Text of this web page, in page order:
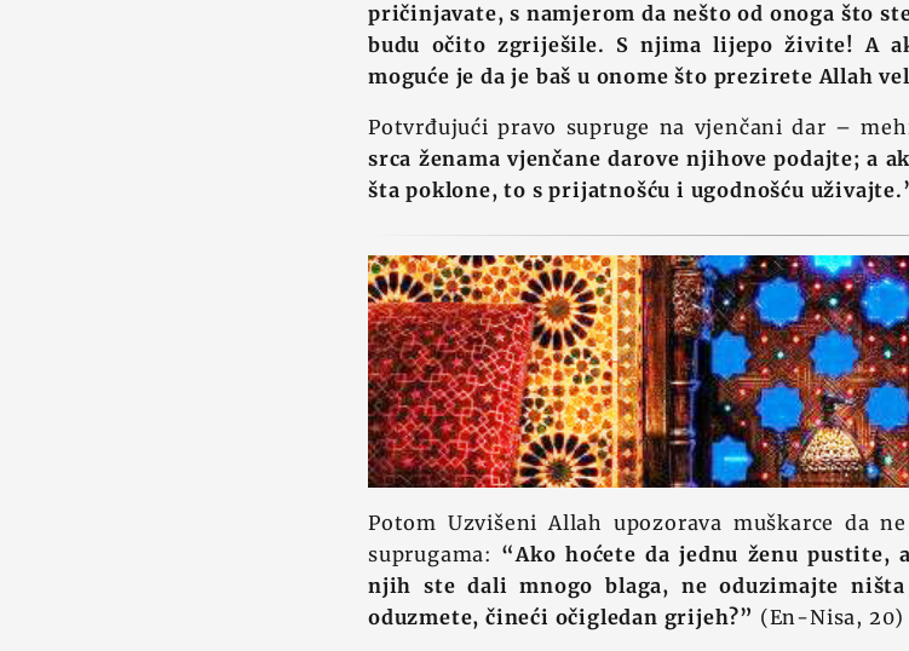
pričinjavate, s namjerom da nešto od onoga što
budu očito zgriješile. S njima lijepo živite! A
moguće je da je baš u onome što prezirete Allah
Potvrđujući pravo supruge na vjenčani dar –
srca ženama vjenčane darove njihove podajte; a
šta poklone, to s prijatnošću i ugodnošću
Potom Uzvišeni Allah upozorava muškarce da
suprugama: “Ako hoćete da jednu ženu pustite,
njih ste dali mnogo blaga, ne oduzimajte
oduzmete, čineći očigledan grijeh?” (En-Nisa, 20)